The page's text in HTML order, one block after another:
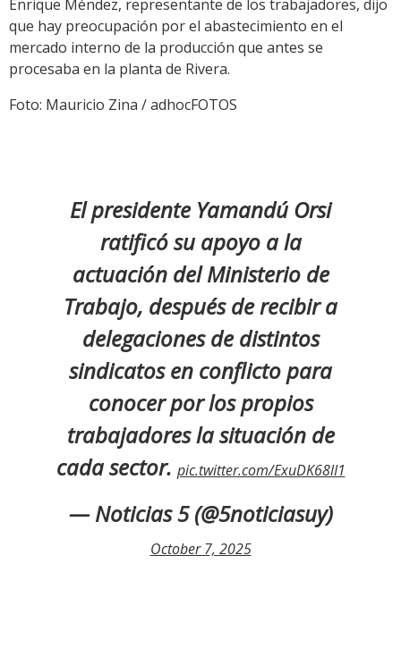
Enrique Méndez, representante de los trabajadores, dijo
que hay preocupación por el abastecimiento en el
mercado interno de la producción que antes se
procesaba en la planta de Rivera.
Foto: Mauricio Zina / adhocFOTOS
El presidente Yamandú Orsi
ratificó su apoyo a la
actuación del Ministerio de
Trabajo, después de recibir a
delegaciones de distintos
sindicatos en conflicto para
conocer por los propios
trabajadores la situación de
cada sector. pic.twitter.com/ExuDK68lI1
— Noticias 5 (@5noticiasuy)
October 7, 2025